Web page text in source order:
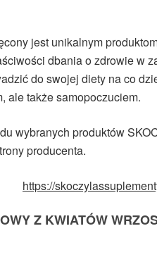
jest unikalnym
dbania o zdrowie w
do swojej diety na co
ale także samopoczuciem.
wybranych produktów
producenta.
https://
Z KWIATÓW